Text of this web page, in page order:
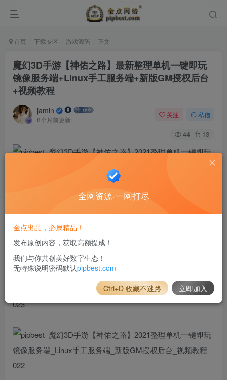
首页 下载专区 游戏源码 正文
魔幻3D手游【神佑之路】最新整理单机一键即玩
镜像服务端+Linux手工服务端+新版GM授权后台
+视频教程
jamin
8个月前更新
关注 私信
44 13
全网资源·一网打尽
金点出品，必属精品！
发布原创内容，获取高额提成！
我们与你共创美好数字生态！
无特殊说明密码默认pipbest.com
Ctrl+D 收藏不迷路 立即加入